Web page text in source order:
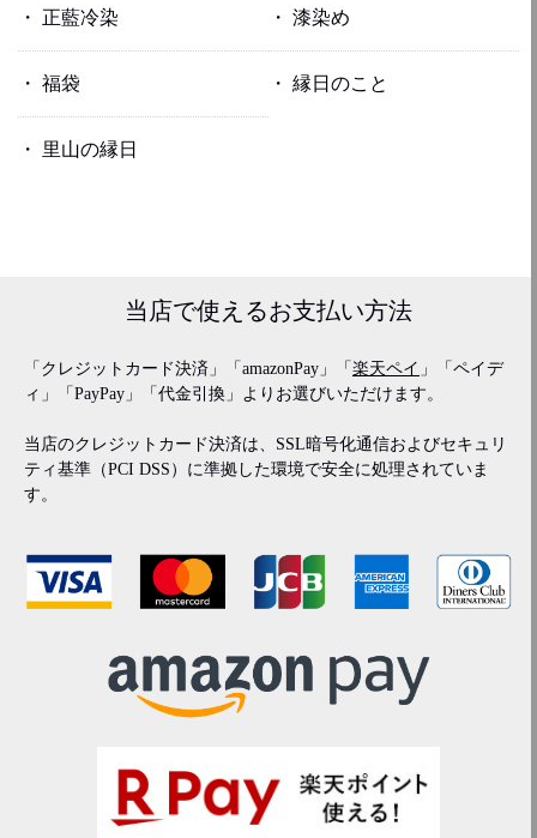
正藍冷染 漆染め
福袋 縁日のこと
里山の縁日
当店で使えるお支払い方法
「クレジットカード決済」「amazonPay」「 楽天ペイ 」「ペイデ
ィ」「PayPay」「代金引換」よりお選びいただけます。
当店のクレジットカード決済は、SSL暗号化通信およびセキュリ
ティ基準（PCI DSS）に準拠した環境で安全に処理されていま
す。